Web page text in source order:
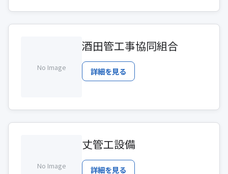
No Image
酒田管工事協同組合
詳細を見る
No Image
丈管工設備
詳細を見る